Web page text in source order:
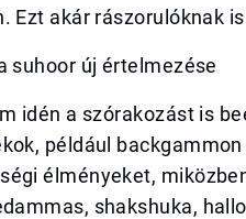
Ezt akár rászorulóknak
suhoor új értelmezése
idén a szórakozást is
például
élményeket,
shakshuka,